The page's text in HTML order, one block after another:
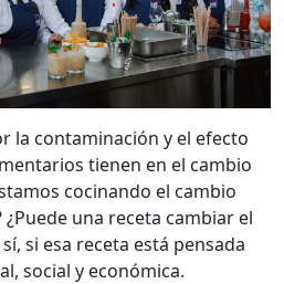
la contaminación y el efecto
tienen en el cambio
cocinando el cambio
una receta cambiar el
si esa receta está pensada
social y económica.